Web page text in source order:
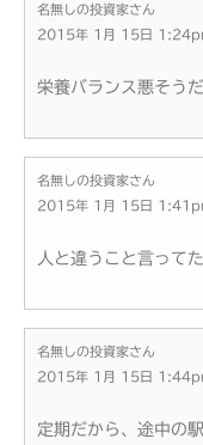
名無しの投資家さん
2015年 1月 15日
栄養バランス悪そう
名無しの投資家さん
2015年 1月 15日
人と違うこと言って
名無しの投資家さん
2015年 1月 15日
定期だから、途中の